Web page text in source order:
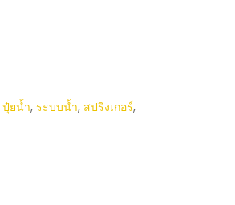
ปุ๋ยน้ำ, ระบบน้ำ, สปริงเกอร์,